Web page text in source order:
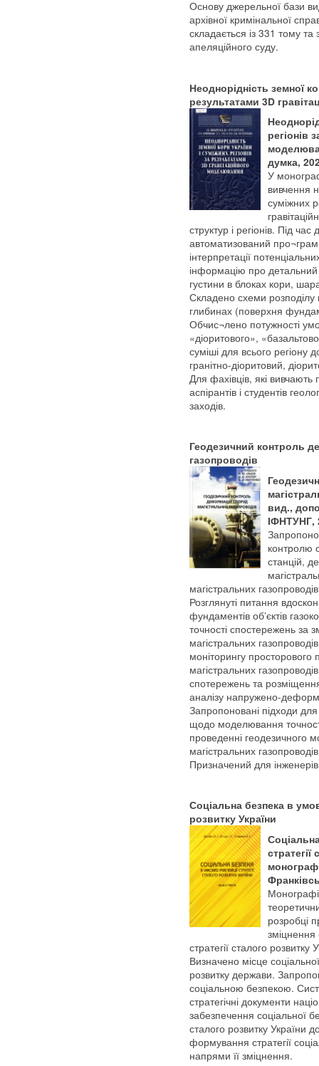
Основу джерельної бази
архівної кримінальної
складається із 331 тому та
апеляційного суду.
Неоднорідність земної
результатами 3D
регіонів
думка,
У
вивчення
суміжних
структур і регіонів. Під
автоматизований
інтерпретації
інформацію про детальний
густини в блоках кори,
Складено схеми розподілу
глибинах (поверхня
Обчис¬лено потужності
«діоритового»,
суміші для всього регіону
гранітно-діоритовий,
Для фахівців, які
аспірантів і студентів
заходів.
Геодезичний контроль
газопроводів
вид.,
ІФНТУНГ,
контролю
станцій,
магістральних
Розглянуті питання
фундаментів об’єктів
точності спостережень за
магістральних
моніторингу
магістральних
спотережень та
аналізу напружено-
Запропоновані підходи
щодо моделювання
проведенні геодезичного
магістральних
Призначений для
Соціальна безпека в
розвитку України
розробці
зміцнення
стратегії сталого розвитку
Визначено місце
розвитку держави.
соціальною безпекою.
стратегічні документи
забезпечення соціальної
сталого розвитку України
формування стратегії
напрями її зміцнення.